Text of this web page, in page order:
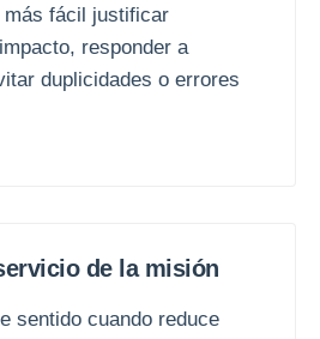
fácil justificar
responder a
duplicidades o errores
de la misión
sentido cuando reduce